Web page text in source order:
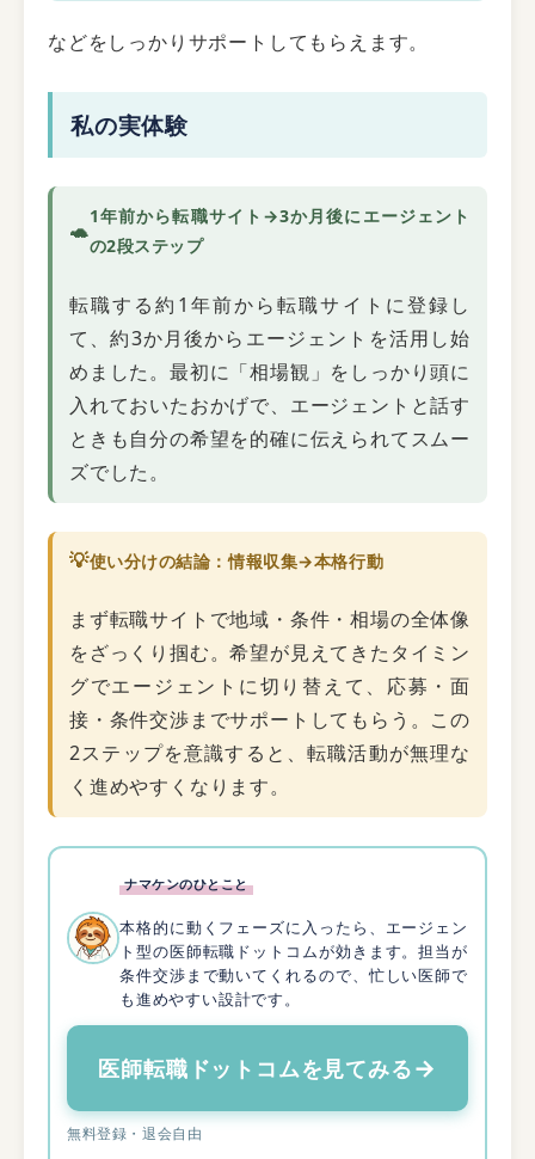
などをしっかりサポートしてもらえます。
私の実体験
🐢
1年前から転職サイト→3か月後にエージェント
の2段ステップ
転職する約1年前から転職サイトに登録し
て、約3か月後からエージェントを活用し始
めました。最初に「相場観」をしっかり頭に
入れておいたおかげで、エージェントと話す
ときも自分の希望を的確に伝えられてスムー
ズでした。
💡使い分けの結論：情報収集→本格行動
まず転職サイトで地域・条件・相場の全体像
をざっくり掴む。希望が見えてきたタイミン
グでエージェントに切り替えて、応募・面
接・条件交渉までサポートしてもらう。この
2ステップを意識すると、転職活動が無理な
く進めやすくなります。
ナマケンのひとこと
本格的に動くフェーズに入ったら、エージェン
ト型の医師転職ドットコムが効きます。担当が
条件交渉まで動いてくれるので、忙しい医師で
も進めやすい設計です。
医師転職ドットコムを見てみる→
無料登録・退会自由